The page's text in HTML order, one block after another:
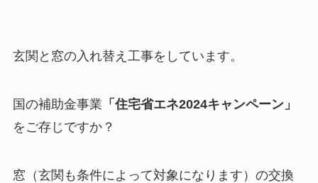
玄関と窓の入れ替え工事をしています。
国の補助金事業 「住宅省エネ2024キャンペーン」
をご存じですか？
窓（玄関も条件によって対象になります）の交換